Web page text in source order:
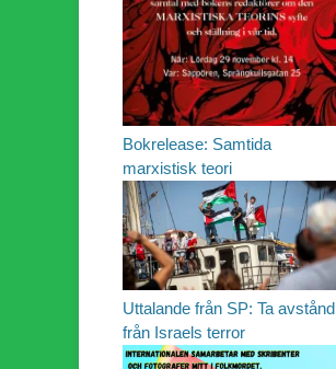
Bokrelease: Samtida
marxistisk teori
Uttalande från SP: Ta avstånd
från Israels terror